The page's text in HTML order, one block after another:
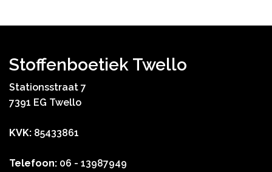
Stoffenboetiek Twello
Stationsstraat 7
7391 EG Twello
KVK: 85433861
Telefoon: 06 - 13987949